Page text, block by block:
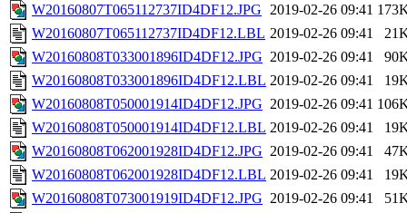
W20160807T065112737ID4DF12.JPG 2019-02-26 09:41
W20160807T065112737ID4DF12.LBL 2019-02-26 09:41
W20160808T033001896ID4DF12.JPG 2019-02-26 09:41
W20160808T033001896ID4DF12.LBL 2019-02-26 09:41
W20160808T050001914ID4DF12.JPG 2019-02-26 09:41
W20160808T050001914ID4DF12.LBL 2019-02-26 09:41
W20160808T062001928ID4DF12.JPG 2019-02-26 09:41
W20160808T062001928ID4DF12.LBL 2019-02-26 09:41
W20160808T073001919ID4DF12.JPG 2019-02-26 09:41